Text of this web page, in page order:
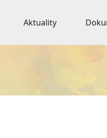
Aktuality